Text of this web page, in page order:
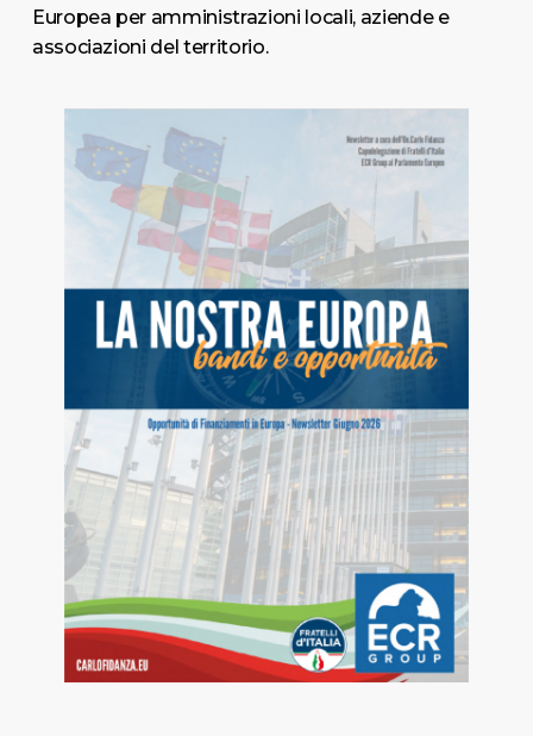
Europea per amministrazioni locali, aziende e
associazioni del territorio.